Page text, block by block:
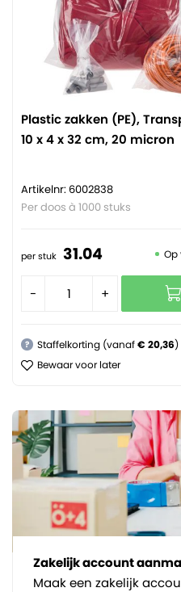
Plastic zakken (PE),
10 x 4 x 32 cm, 20 micron
Artikelnr: 6002838
Per doos à 1000 stuks
per stuk 31.04 Op
- +
? Staffelkorting (vanaf€ 20,36)
Bewaar voor later
Zakelijk account
Maak een zakelijk